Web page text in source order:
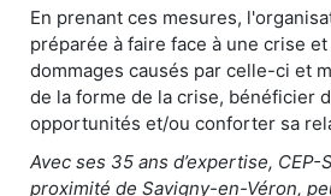
En prenant ces mesures,
préparée à faire face à une crise
dommages causés par celle-ci et
de la forme de la crise, bénéficier
opportunités et/ou conforter sa
Avec ses 35 ans d’expertise, CEP-
proximité de Savigny-en-Véron,